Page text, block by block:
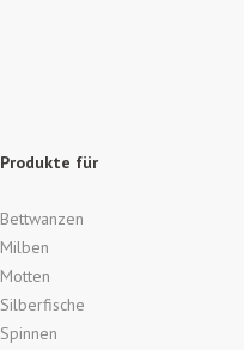
Produkte für
Bettwanzen
Milben
Motten
Silberfische
Spinnen